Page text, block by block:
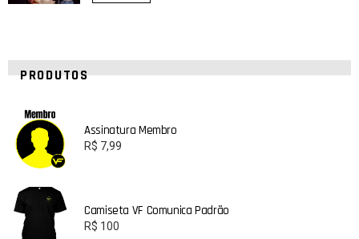
PRODUTOS
Assinatura Membro
R$ 7,99
Camiseta VF Comunica Padrão
R$ 100